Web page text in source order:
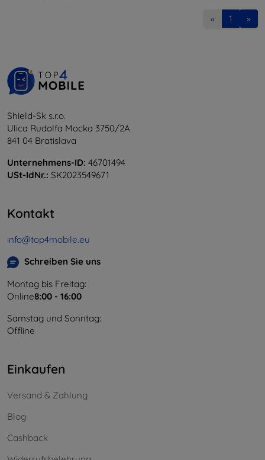
« 1 »
Shield-Sk s.r.o.
Ulica Rudolfa Mocka 3750/2A
841 04 Bratislava
Unternehmens-ID: 46701494
USt-IdNr.: SK2023549671
Kontakt
info@top4mobile.eu
Schreiben Sie uns
Montag bis Freitag:
Online8:00 - 16:00
Samstag und Sonntag:
Offline
Einkaufen
Versand & Zahlung
Blog
Cashback